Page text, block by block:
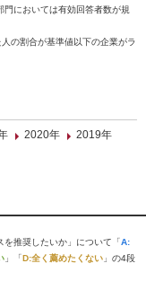
においては有効回答者数が規
の割合が基準値以下の企業がラ
2020年
2019年
推奨したいか」について「A:
」「D:全く薦めたくない 」の4段